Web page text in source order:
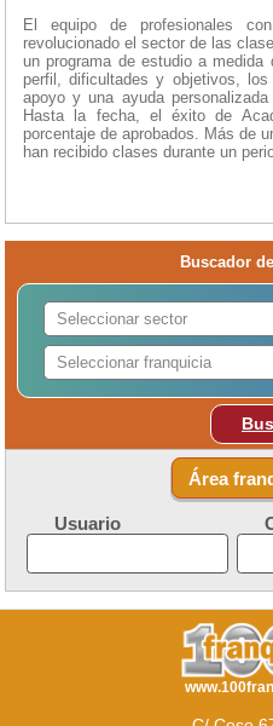
El equipo de profesionales
revolucionado el sector de las
un programa de estudio a
perfil, dificultades y objetivos,
apoyo y una ayuda
Hasta la fecha, el éxito de
porcentaje de aprobados. Más de
han recibido clases durante un
Buscador
Área
Usuario